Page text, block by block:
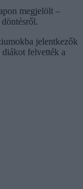
megjelölt –
jelentkezők
diákot felvették a